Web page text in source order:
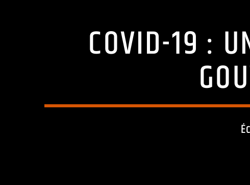
COVID-19 :